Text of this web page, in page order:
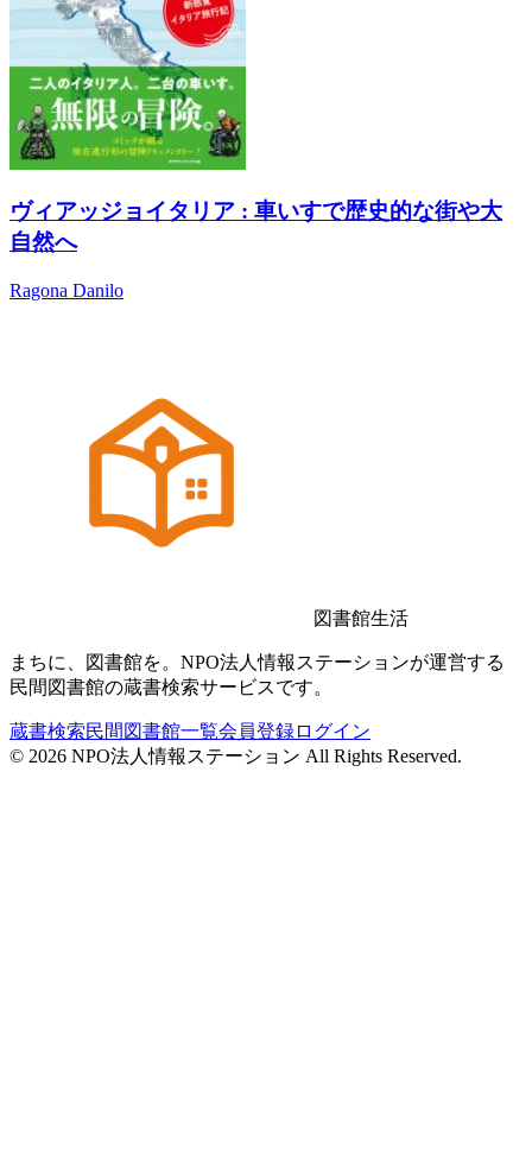
ヴィアッジョイタリア : 車いすで歴史的な街や大
自然へ
Ragona Danilo
図書館生活
まちに、図書館を。NPO法人情報ステーションが運営する
民間図書館の蔵書検索サービスです。
蔵書検索民間図書館一覧会員登録ログイン
© 2026 NPO法人情報ステーション All Rights Reserved.